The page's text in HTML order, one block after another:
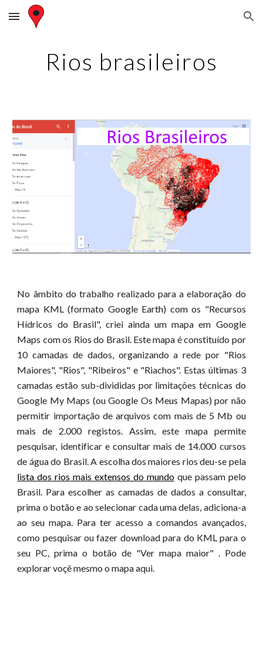
Skip to main content Skip to navigation
Rios brasileiros
No âmbito do trabalho realizado para a elaboração do
mapa KML (formato Google Earth) com os "Recursos
Hídricos do Brasil", criei ainda um mapa em Google
Maps com os Rios do Brasil. Este mapa é constituído por
10 camadas de dados, organizando a rede por "Rios
Maiores", "Rios", "Ribeiros" e "Riachos". Estas últimas 3
camadas estão sub-divididas por limitações técnicas do
Google My Maps (ou Google Os Meus Mapas) por não
permitir importação de arquivos com mais de 5 Mb ou
mais de 2.000 registos. Assim, este mapa permite
pesquisar, identificar e consultar mais de 14.000 cursos
de água do Brasil. A escolha dos maiores rios deu-se pela
lista dos rios mais extensos do mundoque passam pelo
Brasil. Para escolher as camadas de dados a consultar,
prima o botão e ao selecionar cada uma delas, adiciona-a
ao seu mapa. Para ter acesso a comandos avançados,
como pesquisar ou fazer download para do KML para o
seu PC, prima o botão de "Ver mapa maior" . Pode
explorar voçê mesmo o mapa aqui.